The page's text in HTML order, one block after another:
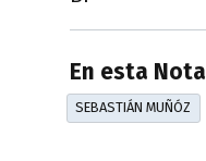
En esta Nota
SEBASTIÁN MUÑÓZ